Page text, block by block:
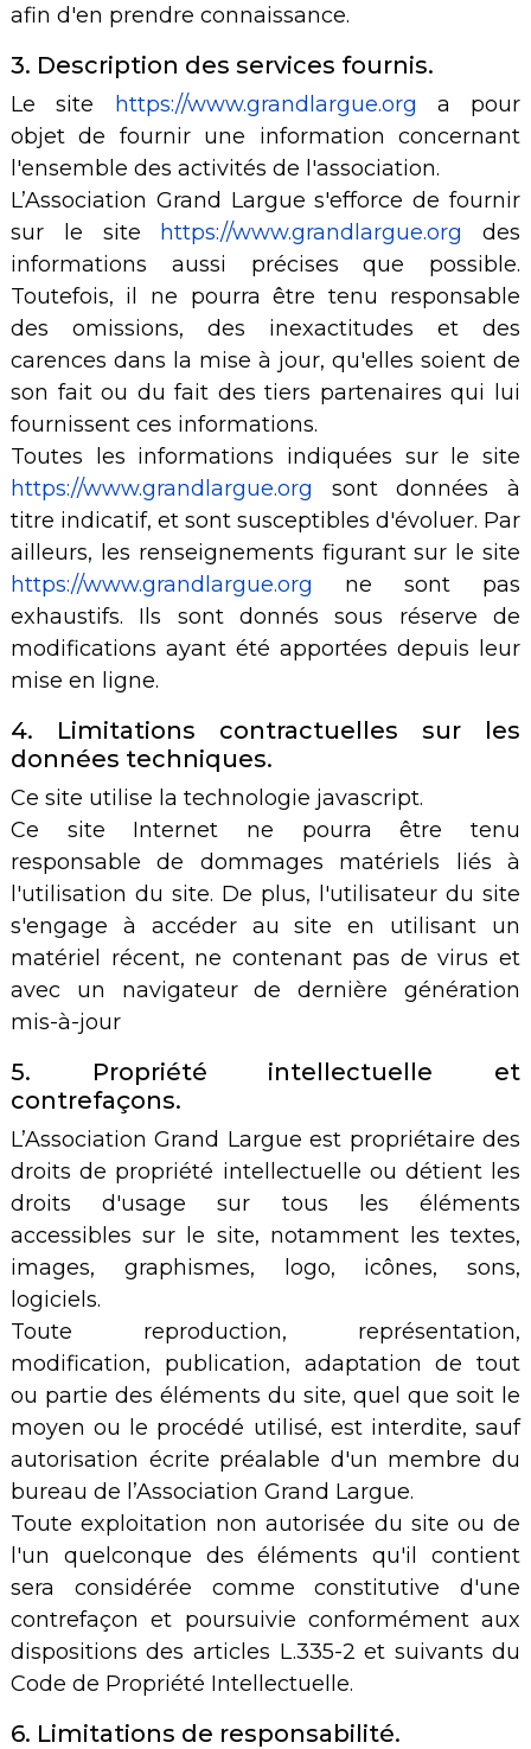
afin d'en prendre connaissance.
3. Description des services fournis.
Le site https://www.grandlargue.org a pour
objet de fournir une information concernant
l'ensemble des activités de l'association.
L’Association Grand Largue s'efforce de fournir
sur le site
https://www.grandlargue.org
des
informations aussi précises que possible.
Toutefois, il ne pourra être tenu responsable
des omissions, des inexactitudes et des
carences dans la mise à jour, qu'elles soient de
son fait ou du fait des tiers partenaires qui lui
fournissent ces informations.
Toutes les informations indiquées sur le site
https://www.grandlargue.org sont données à
titre indicatif, et sont susceptibles d'évoluer. Par
ailleurs, les renseignements figurant sur le site
https://www.grandlargue.org ne sont pas
exhaustifs. Ils sont donnés sous réserve de
modifications ayant été apportées depuis leur
mise en ligne.
4. Limitations contractuelles sur les
données techniques.
Ce site utilise la technologie javascript.
Ce site Internet ne pourra être tenu
responsable de dommages matériels liés à
l'utilisation du site. De plus, l'utilisateur du site
s'engage à accéder au site en utilisant un
matériel récent, ne contenant pas de virus et
avec un navigateur de dernière génération
mis-à-jour
5. Propriété intellectuelle et
contrefaçons.
L’Association Grand Largue est propriétaire des
droits de propriété intellectuelle ou détient les
droits d'usage sur tous les éléments
accessibles sur le site, notamment les textes,
images, graphismes, logo, icônes, sons,
logiciels.
Toute reproduction, représentation,
modification, publication, adaptation de tout
ou partie des éléments du site, quel que soit le
moyen ou le procédé utilisé, est interdite, sauf
autorisation écrite préalable d'un membre du
bureau de l’Association Grand Largue.
Toute exploitation non autorisée du site ou de
l'un quelconque des éléments qu'il contient
sera considérée comme constitutive d'une
contrefaçon et poursuivie conformément aux
dispositions des articles L.335-2 et suivants du
Code de Propriété Intellectuelle.
6. Limitations de responsabilité.